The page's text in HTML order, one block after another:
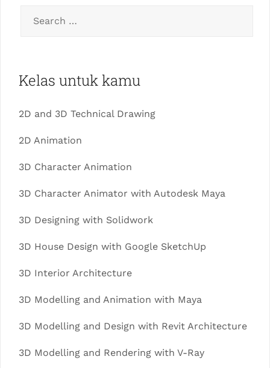
Kelas untuk kamu
2D and 3D Technical Drawing
2D Animation
3D Character Animation
3D Character Animator with Autodesk Maya
3D Designing with Solidwork
3D House Design with Google SketchUp
3D Interior Architecture
3D Modelling and Animation with Maya
3D Modelling and Design with Revit Architecture
3D Modelling and Rendering with V-Ray